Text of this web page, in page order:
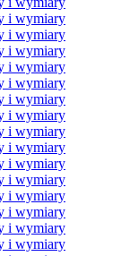
i wymiary
i wymiary
i wymiary
i wymiary
i wymiary
i wymiary
i wymiary
i wymiary
i wymiary
i wymiary
i wymiary
i wymiary
i wymiary
i wymiary
i wymiary